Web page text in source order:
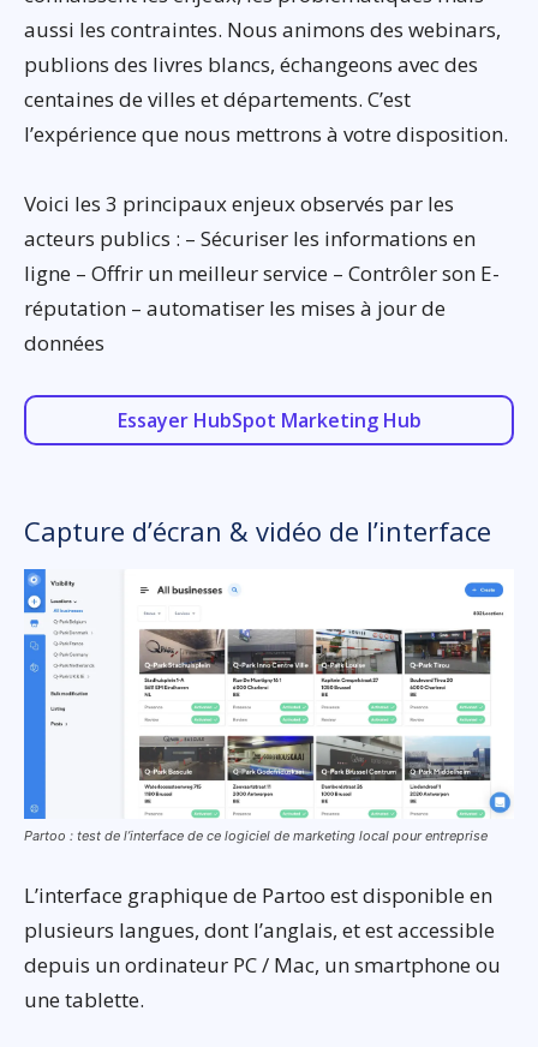
aussi les contraintes. Nous animons des webinars,
publions des livres blancs, échangeons avec des
centaines de villes et départements. C’est
l’expérience que nous mettrons à votre disposition.
Voici les 3 principaux enjeux observés par les
acteurs publics : – Sécuriser les informations en
ligne – Offrir un meilleur service – Contrôler son E-
réputation – automatiser les mises à jour de
données
Essayer HubSpot Marketing Hub
Capture d’écran & vidéo de l’interface
Partoo : test de l’interface de ce logiciel de marketing local pour entreprise
L’interface graphique de Partoo est disponible en
plusieurs langues, dont l’anglais, et est accessible
depuis un ordinateur PC / Mac, un smartphone ou
une tablette.